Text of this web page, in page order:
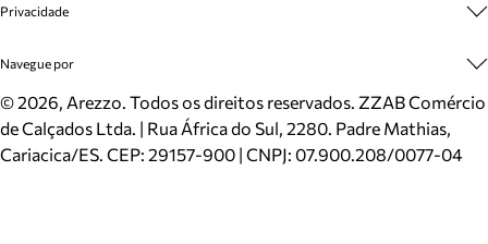
Mapa do Site
Inverno
Mundo Arezzo
Cadastro
Meus Pedidos
Trocas e Devoluções
Cartão Presente
Localizador de lojas
Privacidade
Politica e Privacidade
Navegue por
Sapatos
Bolsas
Scarpins
©2026, Arezzo. Todos os direitos reservados. ZZAB Comércio
de Calçados Ltda. | Rua África do Sul, 2280. Padre Mathias,
Cariacica/ES. CEP: 29157-900 | CNPJ: 07.900.208/0077-04